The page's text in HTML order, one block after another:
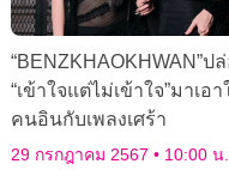
“BENZKHAOKHWAN”ป
“เข้าใจแต่ไม่เข้าใจ”มาเอา
คนอินกับเพลงเศร้า
29 กรกฎาคม 2567 10:00 น.